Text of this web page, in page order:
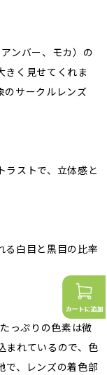
ンバー、モカ）の
きく見せてくれま
のサークルレンズ
ラストで、立体感と
る白目と黒目の比率
っぷりの色素は微
まれているので、色
で、レンズの着色部